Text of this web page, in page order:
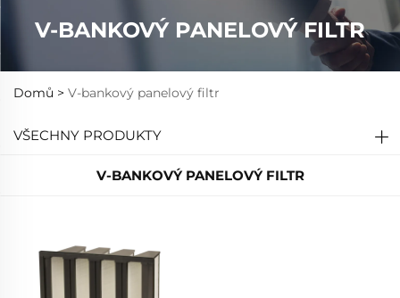
V-BANKOVÝ PANELOVÝ FILTR
Domů > V-bankový panelový filtr
VŠECHNY PRODUKTY
V-BANKOVÝ PANELOVÝ FILTR